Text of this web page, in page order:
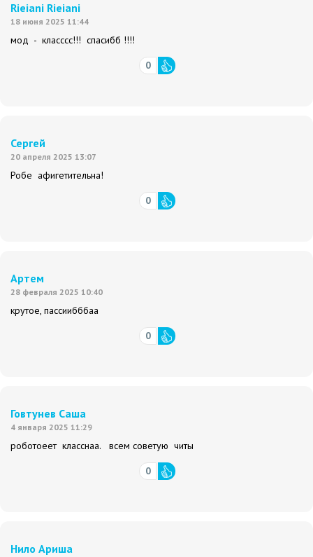
Rieiani Rieiani
18 июня 2025 11:44
мод - класссс!!! спасибб !!!!
0
Сергей
20 апреля 2025 13:07
Робе афигетительна!
0
Артем
28 февраля 2025 10:40
крутое, пассиибббаа
0
Говтунев Саша
4 января 2025 11:29
роботоеет класснаа. всем советую читы
0
Нило Ариша